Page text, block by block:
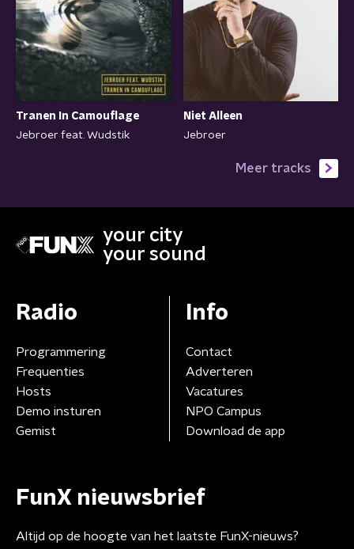
Tranen In Camouflage
Jebroer feat. Wudstik
Niet Alleen
Jebroer
Meer tracks
your city
your sound
Radio
Programmering
Frequenties
Hosts
Demo insturen
Gemist
Info
Contact
Adverteren
Vacatures
NPO Campus
Download de app
FunX nieuwsbrief
Altijd op de hoogte van het laatste FunX-nieuws?